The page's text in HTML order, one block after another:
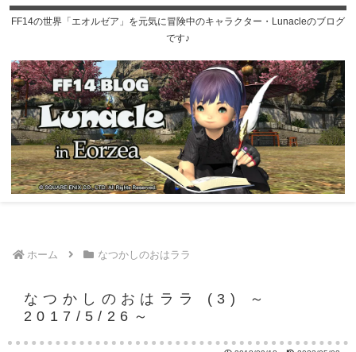
FF14の世界「エオルゼア」を元気に冒険中のキャラクター・Lunacleのブログ
です♪
ホーム なつかしのおはララ
なつかしのおはララ (3) ～
2017/5/26～